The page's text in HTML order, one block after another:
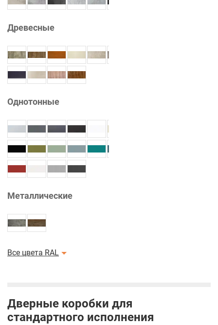
Древесные
Однотонные
Металлические
Все цвета RAL
Дверные коробки для
стандартного исполнения